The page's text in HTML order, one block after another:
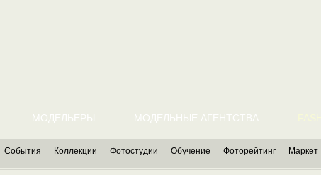
МОДЕЛЬЕРЫ МОДЕЛЬНЫЕ АГЕНТСТВА
События Коллекции Фотостудии Обучение Фоторейтинг Маркет